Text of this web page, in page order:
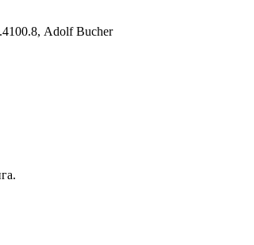
Adolf Bucher